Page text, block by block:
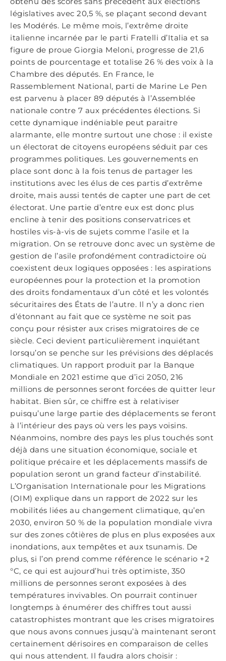
législatives avec 20,5 %, se plaçant second devant
les Modérés. Le même mois, l’extrême droite
italienne incarnée par le parti Fratelli d’Italia et sa
figure de proue Giorgia Meloni, progresse de 21,6
points de pourcentage et totalise 26 % des voix à la
Chambre des députés. En France, le
Rassemblement National, parti de Marine Le Pen
est parvenu à placer 89 députés à l’Assemblée
nationale contre 7 aux précédentes élections. Si
cette dynamique indéniable peut paraitre
alarmante, elle montre surtout une chose : il existe
un électorat de citoyens européens séduit par ces
programmes politiques. Les gouvernements en
place sont donc à la fois tenus de partager les
institutions avec les élus de ces partis d’extrême
droite, mais aussi tentés de capter une part de cet
électorat. Une partie d’entre eux est donc plus
encline à tenir des positions conservatrices et
hostiles vis-à-vis de sujets comme l’asile et la
migration. On se retrouve donc avec un système de
gestion de l’asile profondément contradictoire où
coexistent deux logiques opposées : les aspirations
européennes pour la protection et la promotion
des droits fondamentaux d’un côté et les volontés
sécuritaires des États de l’autre. Il n’y a donc rien
d’étonnant au fait que ce système ne soit pas
conçu pour résister aux crises migratoires de ce
siècle. Ceci devient particulièrement inquiétant
lorsqu’on se penche sur les prévisions des déplacés
climatiques. Un rapport produit par la Banque
Mondiale en 2021 estime que d’ici 2050, 216
millions de personnes seront forcées de quitter leur
habitat. Bien sûr, ce chiffre est à relativiser
puisqu’une large partie des déplacements se feront
à l’intérieur des pays où vers les pays voisins.
Néanmoins, nombre des pays les plus touchés sont
déjà dans une situation économique, sociale et
politique précaire et les déplacements massifs de
population seront un grand facteur d’instabilité.
L’Organisation Internationale pour les Migrations
(OIM) explique dans un rapport de 2022 sur les
mobilités liées au changement climatique, qu’en
2030, environ 50 % de la population mondiale vivra
sur des zones côtières de plus en plus exposées aux
inondations, aux tempêtes et aux tsunamis. De
plus, si l’on prend comme référence le scénario +2
°C, ce qui est aujourd’hui très optimiste, 350
millions de personnes seront exposées à des
températures invivables. On pourrait continuer
longtemps à énumérer des chiffres tout aussi
catastrophistes montrant que les crises migratoires
que nous avons connues jusqu’à maintenant seront
certainement dérisoires en comparaison de celles
qui nous attendent. Il faudra alors choisir :